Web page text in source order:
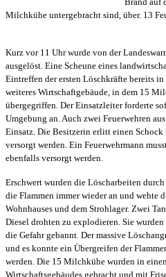
Milchkühe untergebracht sind, über. 13
Kurz vor 11 Uhr wurde von der
ausgelöst. Eine Scheune eines
Eintreffen der ersten Löschkräfte bereits
weiteres Wirtschaftgebäude, in dem 15
übergegriffen. Der Einsatzleiter forderte
Umgebung an. Auch zwei Feuerwehren
Einsatz. Die Besitzerin erlitt einen Schock
versorgt werden. Ein Feuerwehrmann
ebenfalls versorgt werden.
Erschwert wurden die Löscharbeiten
die Flammen immer wieder an und wehte
Wohnhauses und dem Strohlager. Zwei
Diesel drohten zu explodieren. Sie
die Gefahr gebannt. Der massive
und es konnte ein Übergreifen der
werden. Die 15 Milchkühe wurden in
Wirtschaftsgebäudes gebracht und mit